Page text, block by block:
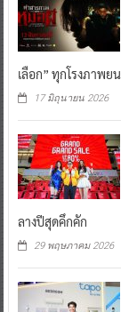
เลือก” ทุกโรงภาพ
17 มิถุนายน 2026
ลางปีสุดคึกคัก
29 พฤษภาคม 2026